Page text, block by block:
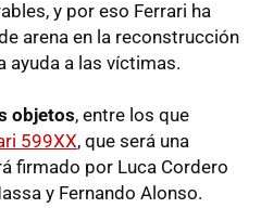
y por eso Ferrari ha
arena en la reconstrucción
ayuda a las víctimas.
objetos, entre los que
599XX, que será una
firmado por Luca Cordero
y Fernando Alonso.